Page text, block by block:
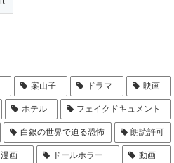
案山子 ドラマ 映画
ホテル フェイクドキュメント
白銀の世界で迫る恐怖 朗読許可
漫画 ドールホラー 動画